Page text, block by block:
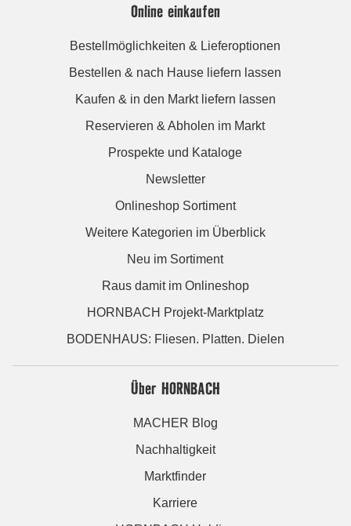
Online einkaufen
Bestellmöglichkeiten & Lieferoptionen
Bestellen & nach Hause liefern lassen
Kaufen & in den Markt liefern lassen
Reservieren & Abholen im Markt
Prospekte und Kataloge
Newsletter
Onlineshop Sortiment
Weitere Kategorien im Überblick
Neu im Sortiment
Raus damit im Onlineshop
HORNBACH Projekt-Marktplatz
BODENHAUS: Fliesen. Platten. Dielen
Über HORNBACH
MACHER Blog
Nachhaltigkeit
Marktfinder
Karriere